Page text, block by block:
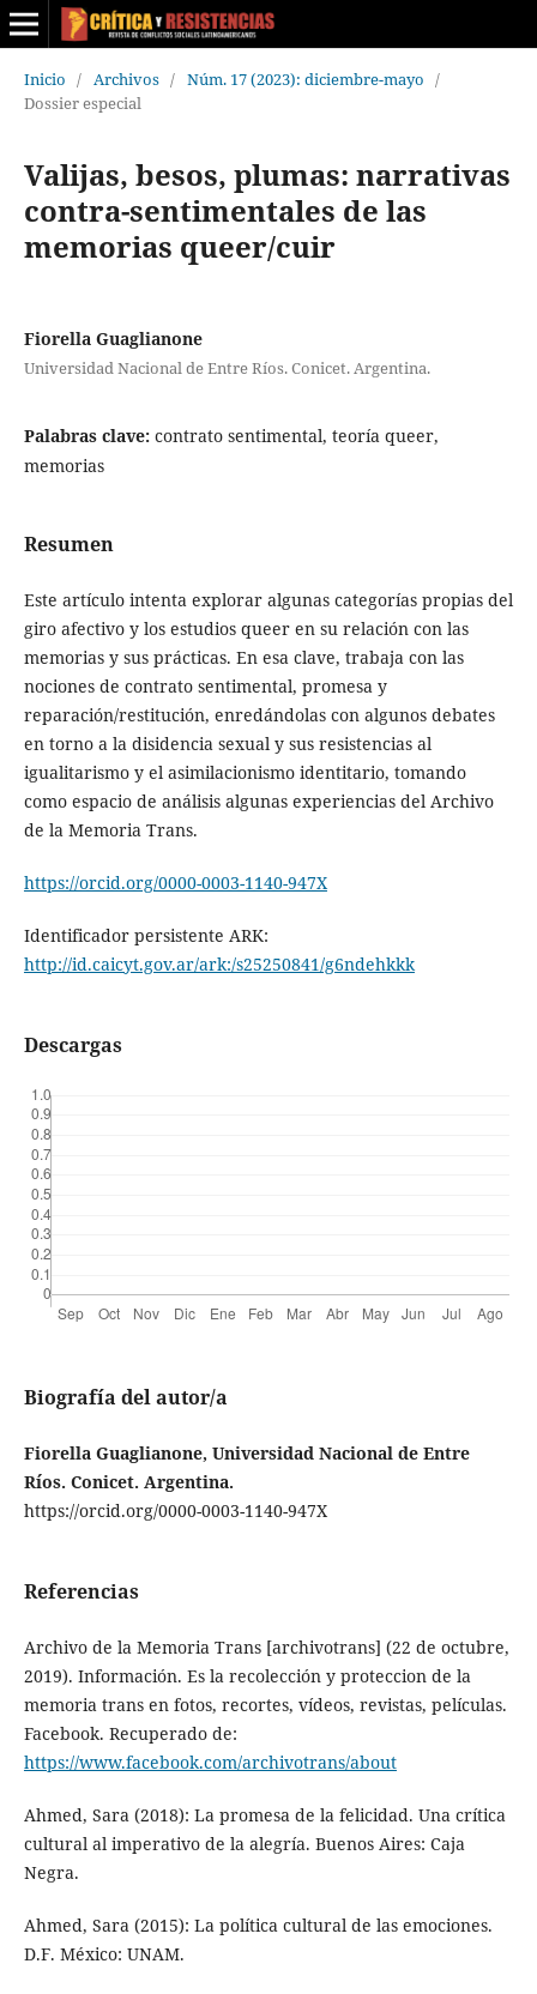
Inicio / Archivos / Núm. 17 (2023): diciembre-mayo /
Dossier especial
Valijas, besos, plumas: narrativas
contra-sentimentales de las
memorias queer/cuir
Fiorella Guaglianone
Universidad Nacional de Entre Ríos. Conicet. Argentina.
Palabras clave: contrato sentimental, teoría queer,
memorias
Resumen
Este artículo intenta explorar algunas categorías propias del
giro afectivo y los estudios queer en su relación con las
memorias y sus prácticas. En esa clave, trabaja con las
nociones de contrato sentimental, promesa y
reparación/restitución, enredándolas con algunos debates
en torno a la disidencia sexual y sus resistencias al
igualitarismo y el asimilacionismo identitario, tomando
como espacio de análisis algunas experiencias del Archivo
de la Memoria Trans.
https://orcid.org/0000-0003-1140-947X
Identificador persistente ARK:
http://id.caicyt.gov.ar/ark:/s25250841/g6ndehkkk
Descargas
Biografía del autor/a
Fiorella Guaglianone, Universidad Nacional de Entre
Ríos. Conicet. Argentina.
https://orcid.org/0000-0003-1140-947X
Referencias
Archivo de la Memoria Trans [archivotrans] (22 de octubre,
2019). Información. Es la recolección y proteccion de la
memoria trans en fotos, recortes, vídeos, revistas, películas.
Facebook. Recuperado de:
https://www.facebook.com/archivotrans/about
Ahmed, Sara (2018): La promesa de la felicidad. Una crítica
cultural al imperativo de la alegría. Buenos Aires: Caja
Negra.
Ahmed, Sara (2015): La política cultural de las emociones.
D.F. México: UNAM.